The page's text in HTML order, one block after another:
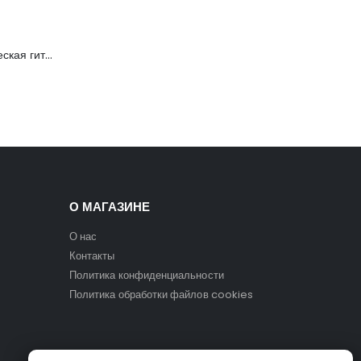
C901T-BS Акустическая гитара, с вырезом, санберст, Caraya
О МАГАЗИНЕ
О нас
Контакты
Политика конфиденциальности
Политика обработки файлов cookies